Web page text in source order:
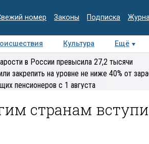
номер Законы Подписка
Культура Ещё
Интервью Колумнисты
в России превысила 27,2 тысячи
закрепить на уровне не ниже 40% от
пенсионеров с 1 августа
странам